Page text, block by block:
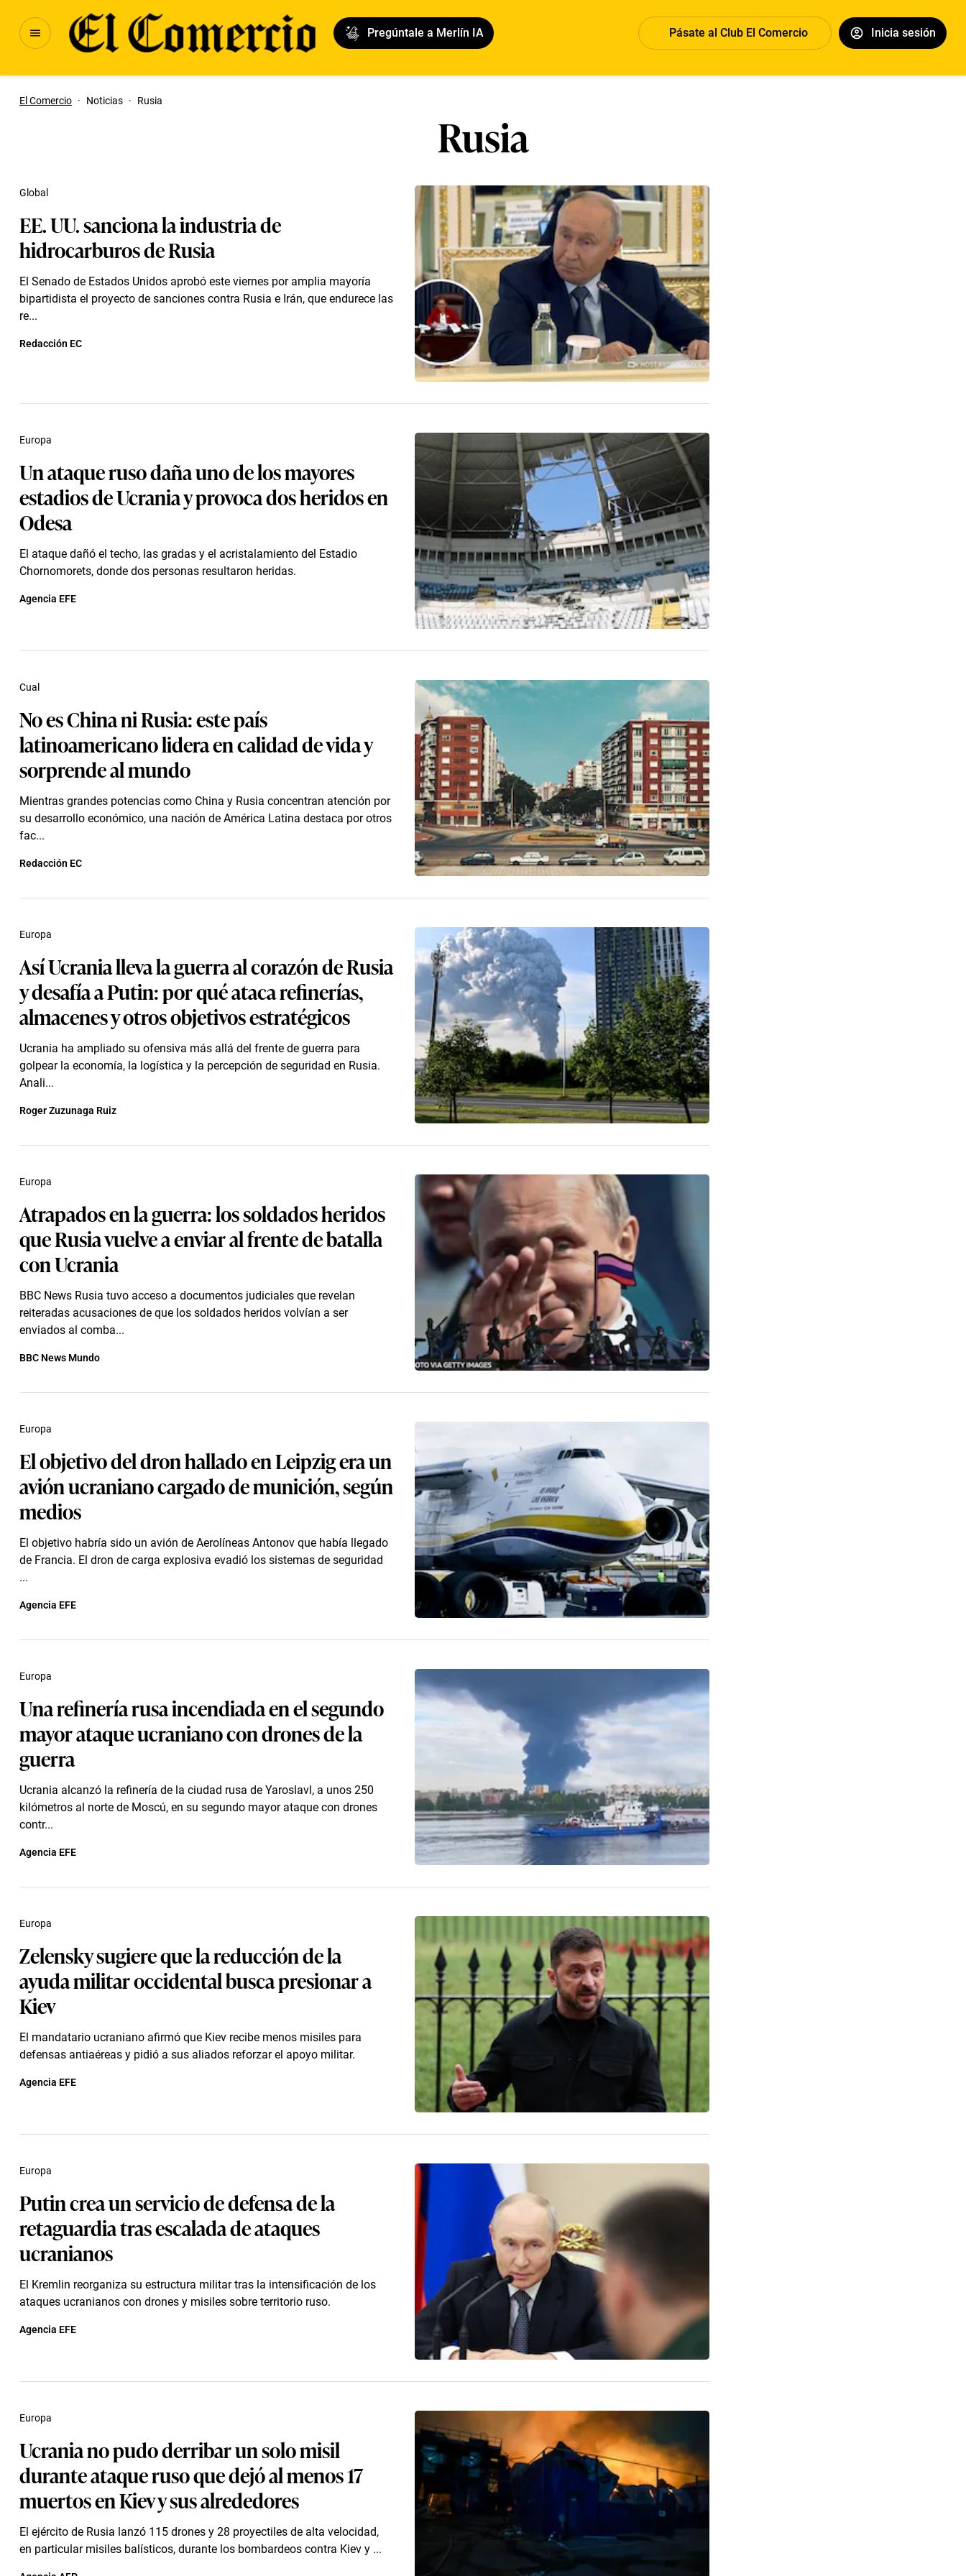
Pregúntale a Merlín IA Pásate al Club El Comercio Inicia sesión
El Comercio · Noticias · Rusia
Rusia
EE. UU. sanciona la industria de
hidrocarburos de Rusia
El Senado de Estados Unidos aprobó este viernes por amplia mayoría
bipartidista el proyecto de sanciones contra Rusia e Irán, que endurece las
re...
Global
Redacción EC
Un ataque ruso daña uno de los mayores
estadios de Ucrania y provoca dos heridos en
Odesa
El ataque dañó el techo, las gradas y el acristalamiento del Estadio
Chornomorets, donde dos personas resultaron heridas.
Europa
Agencia EFE
No es China ni Rusia: este país
latinoamericano lidera en calidad de vida y
sorprende al mundo
Mientras grandes potencias como China y Rusia concentran atención por
su desarrollo económico, una nación de América Latina destaca por otros
fac...
Cual
Redacción EC
Así Ucrania lleva la guerra al corazón de Rusia
y desafía a Putin: por qué ataca refinerías,
almacenes y otros objetivos estratégicos
Ucrania ha ampliado su ofensiva más allá del frente de guerra para
golpear la economía, la logística y la percepción de seguridad en Rusia.
Anali...
Europa
Roger Zuzunaga Ruiz
Atrapados en la guerra: los soldados heridos
que Rusia vuelve a enviar al frente de batalla
con Ucrania
BBC News Rusia tuvo acceso a documentos judiciales que revelan
reiteradas acusaciones de que los soldados heridos volvían a ser
enviados al comba...
Europa
BBC News Mundo
El objetivo del dron hallado en Leipzig era un
avión ucraniano cargado de munición, según
medios
El objetivo habría sido un avión de Aerolíneas Antonov que había llegado
de Francia. El dron de carga explosiva evadió los sistemas de seguridad
...
Europa
Agencia EFE
Una refinería rusa incendiada en el segundo
mayor ataque ucraniano con drones de la
guerra
Ucrania alcanzó la refinería de la ciudad rusa de Yaroslavl, a unos 250
kilómetros al norte de Moscú, en su segundo mayor ataque con drones
contr...
Europa
Agencia EFE
Zelensky sugiere que la reducción de la
ayuda militar occidental busca presionar a
Kiev
El mandatario ucraniano afirmó que Kiev recibe menos misiles para
defensas antiaéreas y pidió a sus aliados reforzar el apoyo militar.
Europa
Agencia EFE
Putin crea un servicio de defensa de la
retaguardia tras escalada de ataques
ucranianos
El Kremlin reorganiza su estructura militar tras la intensificación de los
ataques ucranianos con drones y misiles sobre territorio ruso.
Europa
Agencia EFE
Ucrania no pudo derribar un solo misil
durante ataque ruso que dejó al menos 17
muertos en Kiev y sus alrededores
El ejército de Rusia lanzó 115 drones y 28 proyectiles de alta velocidad,
en particular misiles balísticos, durante los bombardeos contra Kiev y ...
Europa